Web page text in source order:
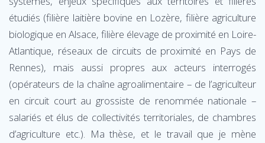
étudiés (filière laitière bovine en Lozère, filière agriculture
biologique en Alsace, filière élevage de proximité en Loire-
Atlantique, réseaux de circuits de proximité en Pays de
Rennes), mais aussi propres aux acteurs interrogés
(opérateurs de la chaîne agroalimentaire – de l’agriculteur
en circuit court au grossiste de renommée nationale –
salariés et élus de collectivités territoriales, de chambres
d’agriculture etc.). Ma thèse, et le travail que je mène